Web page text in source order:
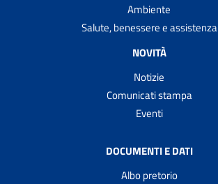
Ambiente
Salute, benessere e assistenza
NOVITÀ
Notizie
Comunicati stampa
Eventi
DOCUMENTI E DATI
Albo pretorio